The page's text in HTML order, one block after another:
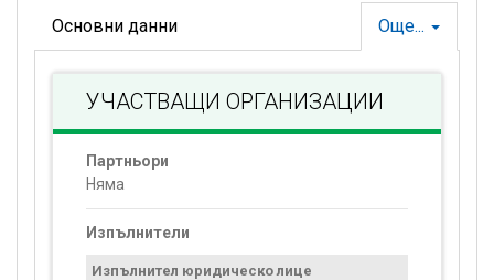
Още...
Основни данни
УЧАСТВАЩИ ОРГАНИЗАЦИИ
Партньори
Няма
Изпълнители
Изпълнител юридическо лице